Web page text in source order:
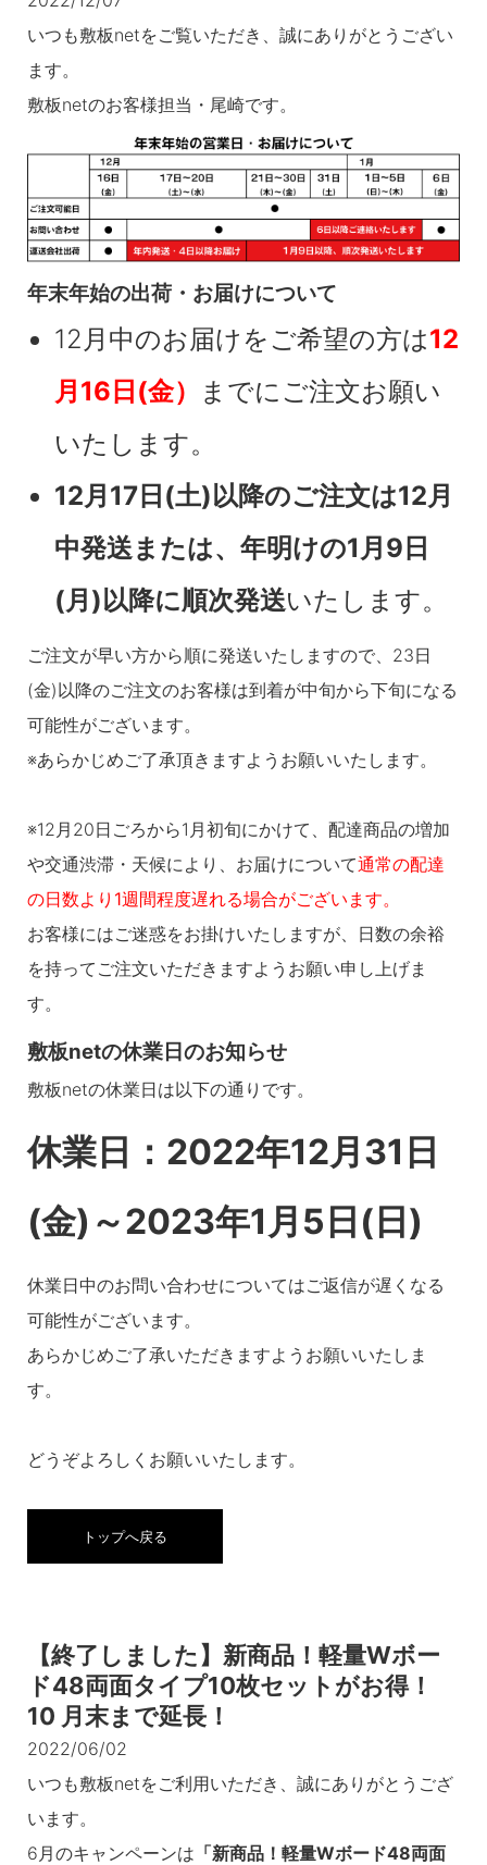
いつも敷板netをご覧いただき、誠にありがとうござい
ます。
敷板netのお客様担当・尾崎です。
年末年始の出荷・お届けについて
12月中のお届けをご希望の方は12
月16日(金）
までにご注文お願い
いたします。
12月17日(土)以降のご注文は12月
中発送または、年明けの1月9日
(月)以降に順次発送いたします。
ご注文が早い方から順に発送いたしますので、23日
(金)以降のご注文のお客様は到着が中旬から下旬になる
可能性がございます。
※あらかじめご了承頂きますようお願いいたします。
※12月20日ごろから1月初旬にかけて、配達商品の増加
や交通渋滞・天候により、お届けについて通常の配達
の日数より1週間程度遅れる場合がございます。
お客様にはご迷惑をお掛けいたしますが、日数の余裕
を持ってご注文いただきますようお願い申し上げま
す。
敷板netの休業日のお知らせ
敷板netの休業日は以下の通りです。
休業日：2022年12月31日
(金)～2023年1月5日(日)
休業日中のお問い合わせについてはご返信が遅くなる
可能性がございます。
あらかじめご了承いただきますようお願いいたしま
す。
どうぞよろしくお願いいたします。
トップへ戻る
【終了しました】新商品！軽量Wボー
ド48両面タイプ10枚セットがお得！
10 月末まで延長！
2022/06/02
いつも敷板netをご利用いただき、誠にありがとうござ
います。
6月のキャンペーンは 「新商品！軽量Wボード48両面